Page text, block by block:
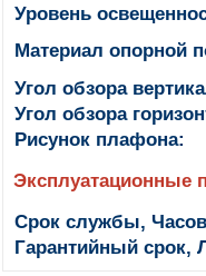
Уровень
Материал опорной
Угол обзора
Угол обзора
Рисунок плафона:
Эксплуатационные
Срок службы,
Гарантийный срок,